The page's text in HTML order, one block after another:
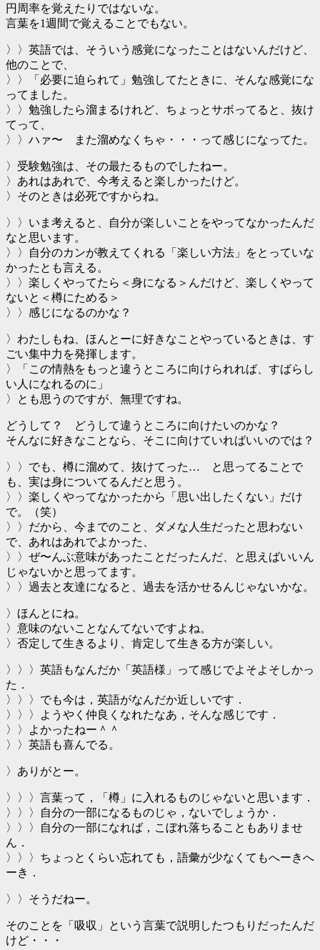
円周率を覚えたりではないな。
言葉を1週間で覚えることでもない。
〉〉英語では、そういう感覚になったことはないんだけど、
他のことで、
〉〉「必要に迫られて」勉強してたときに、そんな感覚にな
ってました。
〉〉勉強したら溜まるけれど、ちょっとサボってると、抜け
てって、
〉〉ハァ〜 また溜めなくちゃ・・・って感じになってた。
〉受験勉強は、その最たるものでしたねー。
〉あれはあれで、今考えると楽しかったけど。
〉そのときは必死ですからね。
〉〉いま考えると、自分が楽しいことをやってなかったんだ
なと思います。
〉〉自分のカンが教えてくれる「楽しい方法」をとっていな
かったとも言える。
〉〉楽しくやってたら＜身になる＞んだけど、楽しくやって
ないと＜樽にためる＞
〉〉感じになるのかな？
〉わたしもね、ほんとーに好きなことやっているときは、す
ごい集中力を発揮します。
〉「この情熱をもっと違うところに向けられれば、すばらし
い人になれるのに」
〉とも思うのですが、無理ですね。
どうして？ どうして違うところに向けたいのかな？
そんなに好きなことなら、そこに向けていればいいのでは？
〉〉でも、樽に溜めて、抜けてった… と思ってることで
も、実は身についてるんだと思う。
〉〉楽しくやってなかったから「思い出したくない」だけ
で。（笑）
〉〉だから、今までのこと、ダメな人生だったと思わない
で、あれはあれでよかった、
〉〉ぜ〜んぶ意味があったことだったんだ、と思えばいいん
じゃないかと思ってます。
〉〉過去と友達になると、過去を活かせるんじゃないかな。
〉ほんとにね。
〉意味のないことなんてないですよね。
〉否定して生きるより、肯定して生きる方が楽しい。
〉〉〉英語もなんだか「英語様」って感じでよそよそしかっ
た．
〉〉〉でも今は，英語がなんだか近しいです．
〉〉〉ようやく仲良くなれたなあ，そんな感じです．
〉〉よかったねー＾＾
〉〉英語も喜んでる。
〉ありがとー。
〉〉〉言葉って，「樽」に入れるものじゃないと思います．
〉〉〉自分の一部になるものじゃ，ないでしょうか．
〉〉〉自分の一部になれば，こぼれ落ちることもありませ
ん．
〉〉〉ちょっとくらい忘れても，語彙が少なくてもへーきへ
ーき．
〉〉そうだねー。
そのことを「吸収」という言葉で説明したつもりだったんだ
けど・・・